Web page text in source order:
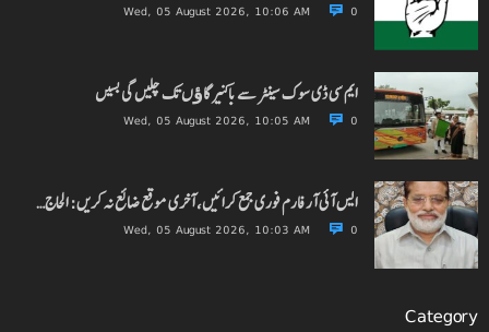
Wed, 05 August 2026, 10:06 AM 0
ایم سی ڈی سوک سینٹر سے باکنیر گاﺅں تک چلیں گی بسیں
Wed, 05 August 2026, 10:05 AM 0
ایس آئی آر فارم فوری جمع کرائیں، آخری موقع ضائع نہ کریں: الحاج…
Wed, 05 August 2026, 10:03 AM 0
Category